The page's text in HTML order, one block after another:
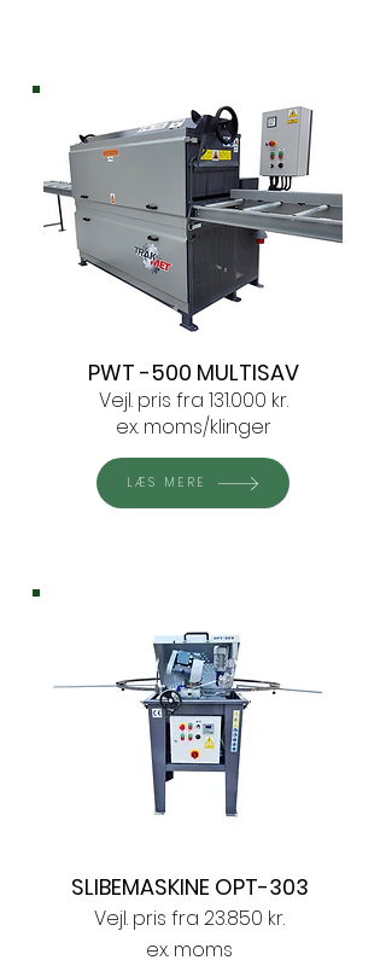
PWT -500 MULTISAV
Vejl. pris fra 131.000 kr.
ex. moms/klinger
LÆS MERE
SLIBEMASKINE OPT-303
Vejl. pris fra 23.850 kr.
ex. moms